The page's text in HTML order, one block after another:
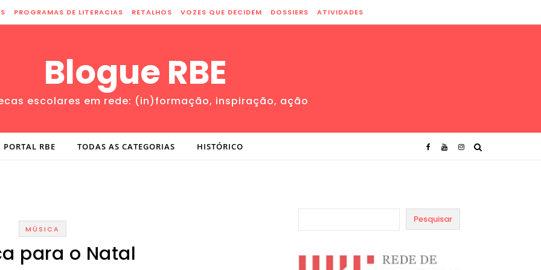
PROGRAMAS DE LITERACIAS RETALHOS VOZES QUE DECIDEM DOSSIERS ATIVIDADES
Blogue RBE
escolares em rede: (in)formação, inspiração, ação
PORTAL RBE TODAS AS CATEGORIAS HISTÓRICO
MÚSICA
para o Natal
Pesquisar